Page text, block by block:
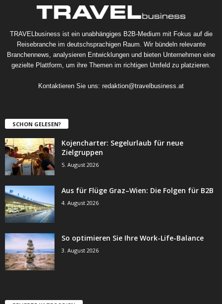
TRAVELbusiness ist ein unabhängiges B2B-Medium mit Fokus auf die
Reisebranche im deutschsprachigen Raum. Wir bündeln relevante
Branchennews, analysieren Entwicklungen und bieten Unternehmen eine
gezielte Plattform, um ihre Themen im richtigen Umfeld zu platzieren.
Kontaktieren Sie uns: redaktion@travelbusiness.at
SCHON GELESEN?
Kojencharter: Segelurlaub für neue
Zielgruppen
5. August 2026
Aus für Flüge Graz–Wien: Die Folgen für B2B
4. August 2026
So optimieren Sie Ihre Work-Life-Balance
3. August 2026